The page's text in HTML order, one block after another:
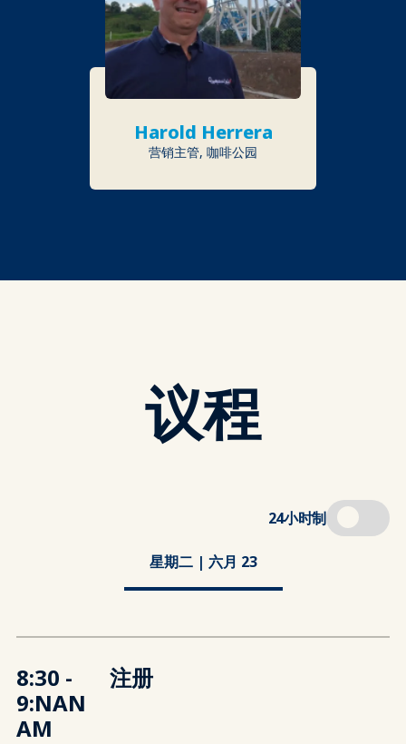
Harold Herrera
营销主管, 咖啡公园
议程
24小时制
星期二 | 六月 23
8:30 -
9:NAN
AM
注册